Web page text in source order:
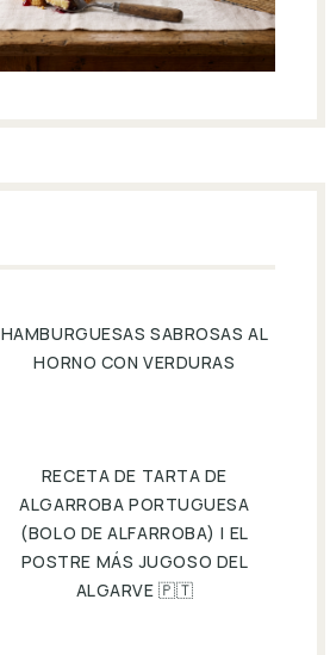
HAMBURGUESAS SABROSAS AL
HORNO CON VERDURAS
RECETA DE TARTA DE
ALGARROBA PORTUGUESA
(BOLO DE ALFARROBA) | EL
POSTRE MÁS JUGOSO DEL
ALGARVE 🇵🇹